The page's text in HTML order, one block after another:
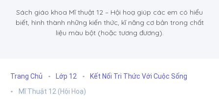
Sách giáo khoa Mĩ thuật 12 – Hội hoạ giúp các em có hiểu
biết, hình thành những kiến thức, kĩ năng cơ bản trong chất
liệu màu bột (hoặc tương đương).
Trang Chủ Lớp 12
Kết Nối Tri Thức Với Cuộc Sống
Mĩ Thuật 12 (Hội Hoạ)